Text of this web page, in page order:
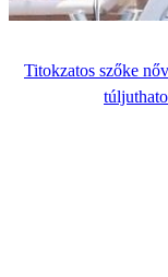
Titokzatos szőke